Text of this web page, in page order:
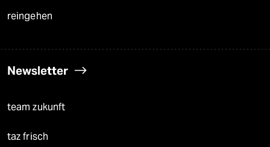
reingehen
Newsletter
team zukunft
taz frisch